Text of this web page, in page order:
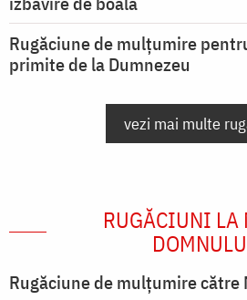
Rugăciune de mulțumire
primite de la Dumnezeu
vezi mai multe
RUGĂCIUNI LA
Rugăciune de mulţumire către